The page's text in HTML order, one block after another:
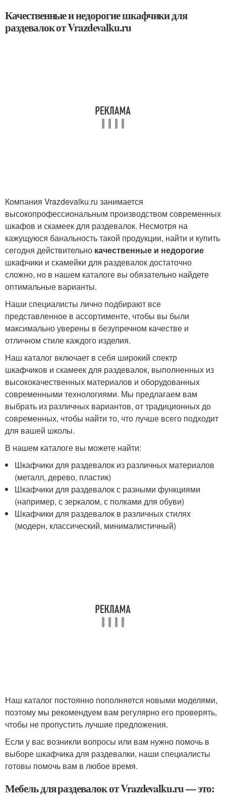
Качественные и недорогие шкафчики для
раздевалок от Vrazdevalku.ru
Компания Vrazdevalku.ru занимается
высокопрофессиональным производством современных
шкафов и скамеек для раздевалок. Несмотря на
кажущуюся банальность такой продукции, найти и купить
сегодня действительно качественные и недорогие
шкафчики и скамейки для раздевалок достаточно
сложно, но в нашем каталоге вы обязательно найдете
оптимальные варианты.
Наши специалисты лично подбирают все
представленное в ассортименте, чтобы вы были
максимально уверены в безупречном качестве и
отличном стиле каждого изделия.
Наш каталог включает в себя широкий спектр
шкафчиков и скамеек для раздевалок, выполненных из
высококачественных материалов и оборудованных
современными технологиями. Мы предлагаем вам
выбрать из различных вариантов, от традиционных до
современных, чтобы найти то, что лучше всего подходит
для вашей школы.
В нашем каталоге вы можете найти:
Шкафчики для раздевалок из различных материалов
(металл, дерево, пластик)
Шкафчики для раздевалок с разными функциями
(например, с зеркалом, с полками для обуви)
Шкафчики для раздевалок в различных стилях
(модерн, классический, минималистичный)
Наш каталог постоянно пополняется новыми моделями,
поэтому мы рекомендуем вам регулярно его проверять,
чтобы не пропустить лучшие предложения.
Если у вас возникли вопросы или вам нужно помочь в
выборе шкафчика для раздевалки, наши специалисты
готовы помочь вам в любое время.
Мебель для раздевалок от Vrazdevalku.ru — это: